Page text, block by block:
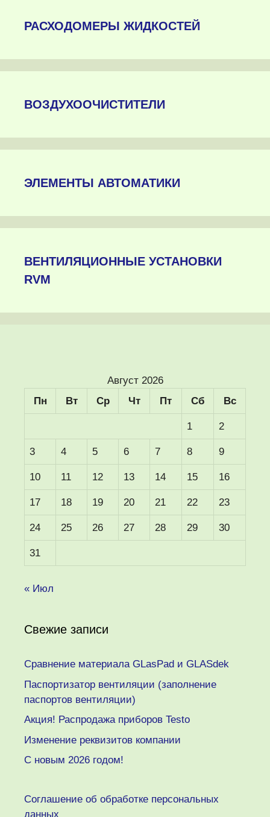
РАСХОДОМЕРЫ ЖИДКОСТЕЙ
ВОЗДУХООЧИСТИТЕЛИ
ЭЛЕМЕНТЫ АВТОМАТИКИ
ВЕНТИЛЯЦИОННЫЕ УСТАНОВКИ
RVM
Август 2026
Пн
Вт Ср Чт Пт Сб Вс
1 2
3 4 5 6 7 8 9
10 11 12 13 14 15 16
17 18 19 20 21 22 23
24 25 26 27 28 29 30
31
« Июл
Свежие записи
Сравнение материала GLasPad и GLASdek
Паспортизатор вентиляции (заполнение
паспортов вентиляции)
Акция! Распродажа приборов Testo
Изменение реквизитов компании
C новым 2026 годом!
Соглашение об обработке персональных
данных